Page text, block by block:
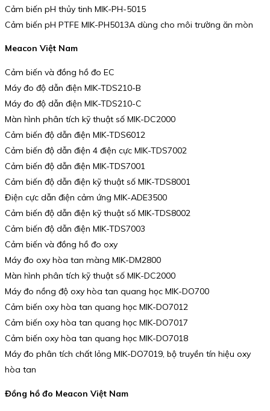
Cảm biến pH thủy tinh MIK-PH-5015
Cảm biến pH PTFE MIK-PH5013A dùng cho môi trường ăn mòn
Meacon Việt Nam
Cảm biến và đồng hồ đo EC
Máy đo độ dẫn điện MIK-TDS210-B
Máy đo độ dẫn điện MIK-TDS210-C
Màn hình phân tích kỹ thuật số MIK-DC2000
Cảm biến độ dẫn điện MIK-TDS6012
Cảm biến độ dẫn điện 4 điện cực MIK-TDS7002
Cảm biến độ dẫn điện MIK-TDS7001
Cảm biến độ dẫn điện kỹ thuật số MIK-TDS8001
Điện cực dẫn điện cảm ứng MIK-ADE3500
Cảm biến độ dẫn điện kỹ thuật số MIK-TDS8002
Cảm biến độ dẫn điện MIK-TDS7003
Cảm biến và đồng hồ đo oxy
Máy đo oxy hòa tan màng MIK-DM2800
Màn hình phân tích kỹ thuật số MIK-DC2000
Máy đo nồng độ oxy hòa tan quang học MIK-DO700
Cảm biến oxy hòa tan quang học MIK-DO7012
Cảm biến oxy hòa tan quang học MIK-DO7017
Cảm biến oxy hòa tan quang học MIK-DO7018
Máy đo phân tích chất lỏng MIK-DO7019, bộ truyền tín hiệu oxy
hòa tan
Đồng hồ đo Meacon Việt Nam